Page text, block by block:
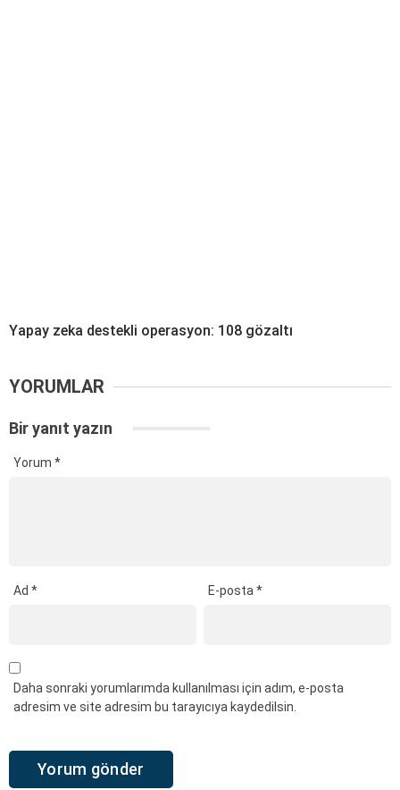
Yapay zeka destekli operasyon: 108 gözaltı
YORUMLAR
Bir yanıt yazın
Yorum *
Ad * E-posta*
Daha sonraki yorumlarımda kullanılması için adım, e-posta
adresim ve site adresim bu tarayıcıya kaydedilsin.